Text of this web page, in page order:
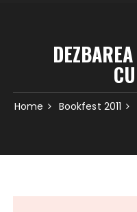
Home Bookfest 2011